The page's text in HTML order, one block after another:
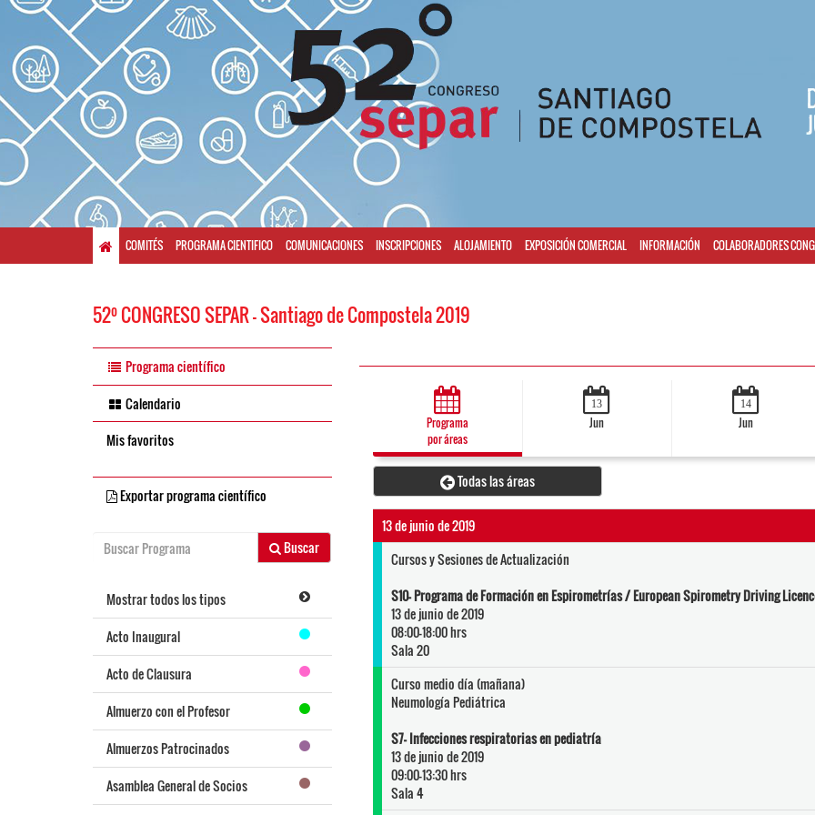
COMITÉS PROGRAMA CIENTIFICO COMUNICACIONES INSCRIPCIONES ALOJAMIENTO EXPOSICIÓN COMERCIAL INFORMACIÓN COLABORADORES
52o CONGRESO SEPAR - Santiago de Compostela 2019
Programa científico
Calendario
Mis favoritos
Exportar programa científico
Buscar
Mostrar todos los tipos
Acto Inaugural
Acto de Clausura
Almuerzo con el Profesor
Almuerzos Patrocinados
Asamblea General de Socios
Programa
por áreas
13
Jun
14
Jun
Todas las áreas
13 de junio de 2019
Cursos y Sesiones de Actualización
S10- Programa de Formación en Espirometrías / European Spirometry Driving
13 de junio de 2019
08:00-18:00 hrs
Sala 20
Curso medio día (mañana)
Neumología Pediátrica
S7- Infecciones respiratorias en pediatría
13 de junio de 2019
09:00-13:30 hrs
Sala 4